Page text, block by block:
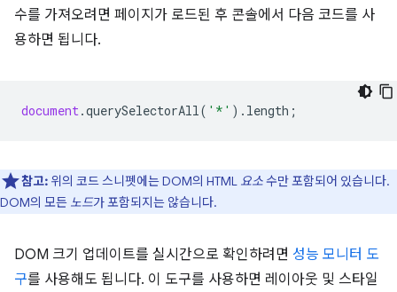
수를 가져오려면 페이지가 로드된 후 콘솔에서 다음 코드를 사
용하면 됩니다.
document.querySelectorAll( '*' ). length ;
참고: 위의 코드 스니펫에는 DOM의 HTML 요소수만 포함되어 있습니다.
DOM의 모든 노드가 포함되지는 않습니다.
DOM 크기 업데이트를 실시간으로 확인하려면 성능 모니터 도
구를 사용해도 됩니다. 이 도구를 사용하면 레이아웃 및 스타일